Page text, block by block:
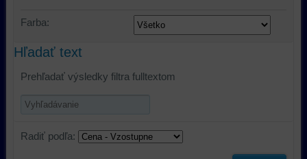
Farba:
Hľadať text
Prehľadať výsledky filtra fulltextom
Radiť podľa: